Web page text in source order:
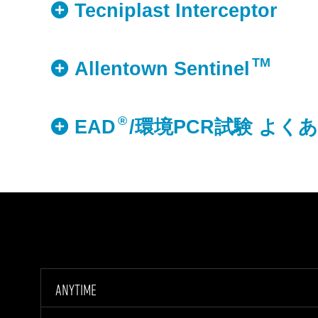
Tecniplast Interceptor
Allentown Sentinel TM
EAD ®/環境PCR試験 よく
ANYTIME